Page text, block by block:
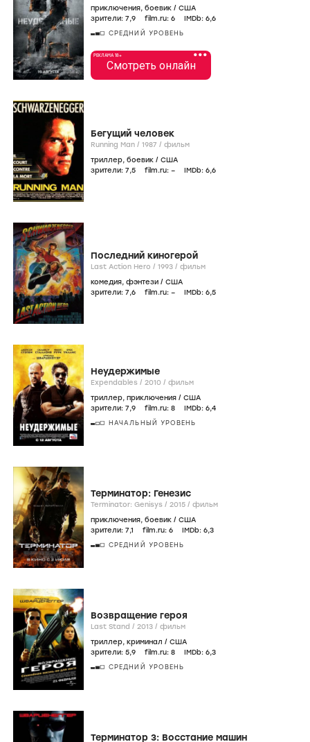
приключения, боевик / США
зрители: 7,9 film.ru: 6 IMDb: 6,6
СРЕДНИЙ УРОВЕНЬ
•••
РЕКЛАМА 18+
Смотреть онлайн
Бегущий человек
Running Man / 1987 / фильм
триллер, боевик / США
зрители: 7,5 film.ru: – IMDb: 6,6
Последний киногерой
Last Action Hero / 1993 / фильм
комедия, фэнтези / США
зрители: 7,6 film.ru: – IMDb: 6,5
Неудержимые
Expendables / 2010 / фильм
триллер, приключения / США
зрители: 7,9 film.ru: 8 IMDb: 6,4
НАЧАЛЬНЫЙ УРОВЕНЬ
Терминатор: Генезис
Terminator: Genisys / 2015 / фильм
приключения, боевик / США
зрители: 7,1 film.ru: 6 IMDb: 6,3
СРЕДНИЙ УРОВЕНЬ
Возвращение героя
Last Stand / 2013 / фильм
триллер, криминал / США
зрители: 5,9 film.ru: 8 IMDb: 6,3
СРЕДНИЙ УРОВЕНЬ
Терминатор 3: Восстание машин